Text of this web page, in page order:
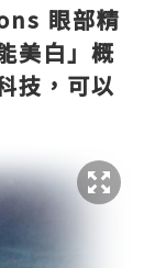
眼部精
美白」概
技，可以